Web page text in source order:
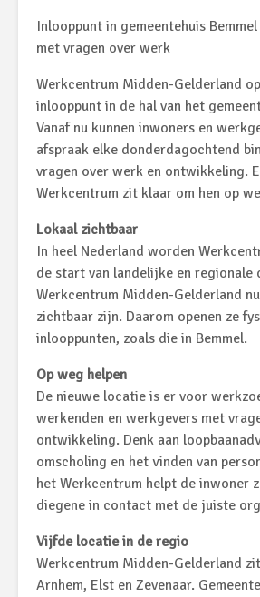
Inlooppunt in gemeentehuis
met vragen over werk
Werkcentrum Midden-Gelderland
inlooppunt in de hal van het
Vanaf nu kunnen inwoners en
afspraak elke donderdagochtend
vragen over werk en ontwikkeling.
Werkcentrum zit klaar om hen op
Lokaal zichtbaar
In heel Nederland worden
de start van landelijke en regionale
Werkcentrum Midden-Gelderland
zichtbaar zijn. Daarom openen ze
inlooppunten, zoals die in Bemmel.
Op weg helpen
De nieuwe locatie is er voor
werkenden en werkgevers met
ontwikkeling. Denk aan
omscholing en het vinden van
het Werkcentrum helpt de inwoner
diegene in contact met de juiste
Vijfde locatie in de regio
Werkcentrum Midden-Gelderland
Arnhem, Elst en Zevenaar.